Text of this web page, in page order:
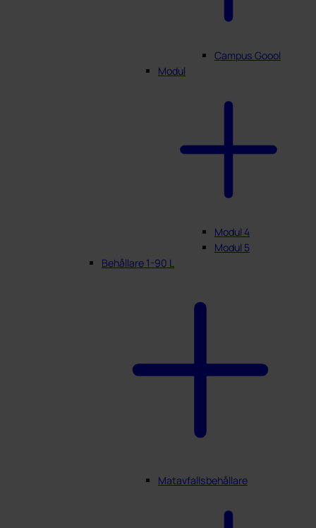
Campus Goool
Modul
Modul 4
Modul 5
Behållare 1-90 L
Matavfallsbehållare